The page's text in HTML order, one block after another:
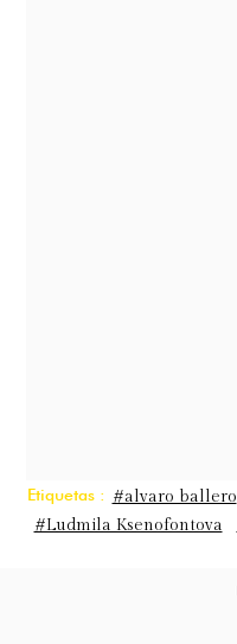
Etiquetas : #alvaro ballero
#Ludmila Ksenofontova